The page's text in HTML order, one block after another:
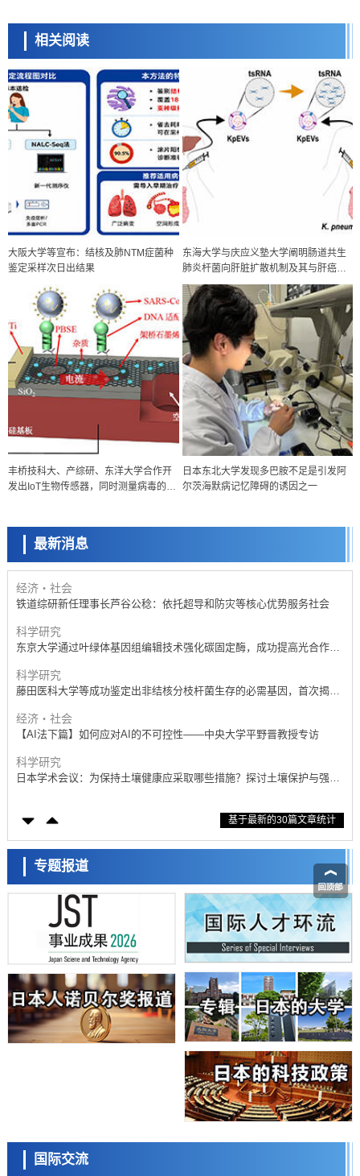
相关阅读
大阪大学等宣布：结核及肺NTM症菌种
鉴定采样次日出结果
东海大学与庆应义塾大学阐明肠道共生
肺炎杆菌向肝脏扩散机制及其与肝癌的
关联性
丰桥技科大、产综研、东洋大学合作开
发出IoT生物传感器，同时测量病毒的
日本东北大学发现多巴胺不足是引发阿
尔茨海默病记忆障碍的诱因之一
最新消息
经济・社会
【AI法下篇】如何应对AI的不可控性——中央大学平野晋教授专访
政策
日本科研费增设国际共同研究强化新类别，促进青年研究人员赴海外开
展研究
经济・社会
铁道综研新任理事长芦谷公稔：依托超导和防灾等核心优势服务社会
科学研究
东京大学通过叶绿体基因组编辑技术强化碳固定酶，成功提高光合作用
科学研究
藤田医科大学等成功鉴定出非结核分枝杆菌生存的必需基因，首次揭示
经济・社会
【AI法下篇】如何应对AI的不可控性——中央大学平野晋教授专访
科学研究
日本学术会议：为保持土壤健康应采取哪些措施？探讨土壤保护与强化
大阪大学开发基于水氢键网络的温度预测新方法，AI从分子排列信息中
经济・社会
【AI法上篇】如何对“将人生交给AI”保持危机感——中央大学平野晋教
授专访
科学研究
庆应义塾大学阐明脑内“游击手”小胶质细胞包裹保护受损神经细胞的机
制，有望用于开发阿尔茨海默病等疾病疗法
科学研究
日本东北大学与横滨橡胶全球首次从纳米尺度揭示橡胶—黄铜粘接界面
劣化抑制机制，为提升轮胎安全性与耐久性的材料设计开辟道路
科学研究
近畿大学等发现植物染料“日本茜”的红色成分可抑制老化与炎症，有望
成为新型功能性材料
科学研究
群马大学开发针对难治性癫痫的新型基因疗法，利用超小型GAD67启动
九州大学揭示夜间眼压升高机制：两种激素波动叠加所致
证电容器可在汽车发动机等高温环境下工作
经济・社会
日本生成式AI使用者占比一年内翻倍，但与中美德仍有较大差距
基于最新的30篇文章统计
专题报道
国际交流
流员